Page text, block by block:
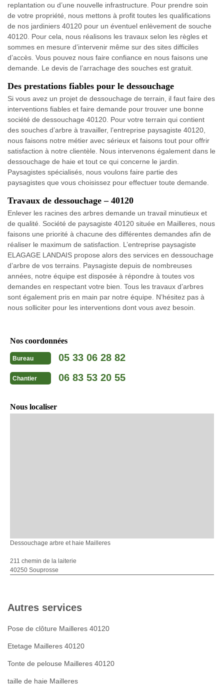
replantation ou d’une nouvelle infrastructure. Pour prendre soin
de votre propriété, nous mettons à profit toutes les qualifications
de nos jardiniers 40120 pour un éventuel enlèvement de souche
40120. Pour cela, nous réalisons les travaux selon les règles et
sommes en mesure d’intervenir même sur des sites difficiles
d’accès. Vous pouvez nous faire confiance en nous faisons une
demande. Le devis de l’arrachage des souches est gratuit.
Des prestations fiables pour le dessouchage
Si vous avez un projet de dessouchage de terrain, il faut faire des
interventions fiables et faire demande pour trouver une bonne
société de dessouchage 40120. Pour votre terrain qui contient
des souches d’arbre à travailler, l’entreprise paysagiste 40120,
nous faisons notre métier avec sérieux et faisons tout pour offrir
satisfaction à notre clientèle. Nous intervenons également dans le
dessouchage de haie et tout ce qui concerne le jardin.
Paysagistes spécialisés, nous voulons faire partie des
paysagistes que vous choisissez pour effectuer toute demande.
Travaux de dessouchage – 40120
Enlever les racines des arbres demande un travail minutieux et
de qualité. Société de paysagiste 40120 située en Mailleres, nous
faisons une priorité à chacune des différentes demandes afin de
réaliser le maximum de satisfaction. L’entreprise paysagiste
ELAGAGE LANDAIS propose alors des services en dessouchage
d’arbre de vos terrains. Paysagiste depuis de nombreuses
années, notre équipe est disposée à répondre à toutes vos
demandes en respectant votre bien. Tous les travaux d’arbres
sont également pris en main par notre équipe. N’hésitez pas à
nous solliciter pour les interventions dont vous avez besoin.
Nos coordonnées
Bureau 05 33 06 28 82
Chantier 06 83 53 20 55
Nous localiser
Dessouchage arbre et haie Mailleres
211 chemin de la laiterie
40250 Souprosse
Autres services
Pose de clôture Mailleres 40120
Etetage Mailleres 40120
Tonte de pelouse Mailleres 40120
taille de haie Mailleres